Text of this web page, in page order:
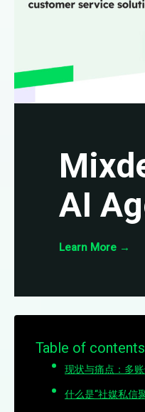
AI
Learn More→
Table of contents
现状与痛点：多
什么是“社媒私信